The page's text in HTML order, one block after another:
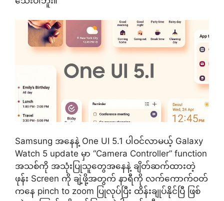
Samsung အနေနဲ့ One UI 5.1 ပါဝင်လာမယ့် Galaxy
Watch 5 update မှာ “Camera Controller” function
အသစ်ကို အသုံးပြုသူတွေအနေနဲ့ ချိတ်ဆက်ထားတဲ့
ဖုန်း Screen ကို ချဲ့ဖို့အတွက် နာရီကို လက်ကောက်ဝတ်
ကနေ pinch to zoom ပြုလုပ်ပြီး ထိန်းချုပ်နိုင်ပြီ ဖြစ်